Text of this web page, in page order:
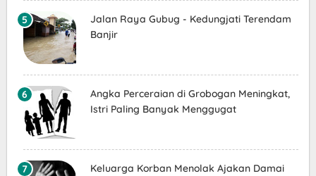
Jalan Raya Gubug - Kedungjati Terendam
Banjir
Angka Perceraian di Grobogan Meningkat,
Istri Paling Banyak Menggugat
Keluarga Korban Menolak Ajakan Damai